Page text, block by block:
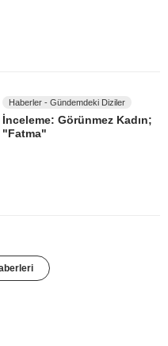
Haberler - Gündemdeki Diziler
İnceleme: Görünmez Kadın;
"Fatma"